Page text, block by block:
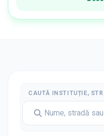
CAUTĂ INSTITUȚIE,